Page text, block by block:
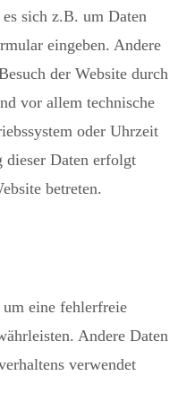
sich z.B. um Daten
eingeben. Andere
der Website durch
vor allem technische
oder Uhrzeit
dieser Daten erfolgt
betreten.
eine fehlerfreie
Andere Daten
verwendet